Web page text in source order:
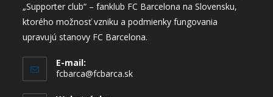
„Supporter club“ – fanklub FC Barcelona na Slovensku,
ktorého možnosť vzniku a podmienky fungovania
upravujú stanovy FC Barcelona.
E-mail:
fcbarca@fcbarca.sk